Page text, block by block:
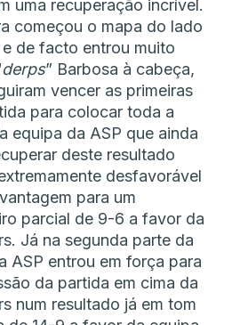
uma recuperação incrível.
começou o mapa do lado
de facto entrou muito
derps” Barbosa à cabeça,
vencer as primeiras
para colocar toda a
equipa da ASP que ainda
deste resultado
desfavorável
para um
parcial de 9-6 a favor da
Já na segunda parte da
ASP entrou em força para
da partida em cima da
num resultado já em tom